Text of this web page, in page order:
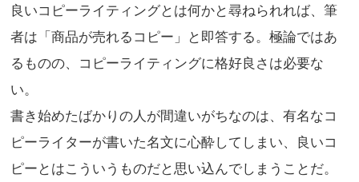
良いコピーライティングとは何かと尋ねられれば、筆
者は「商品が売れるコピー」と即答する。極論ではあ
るものの、コピーライティングに格好良さは必要な
い。
書き始めたばかりの人が間違いがちなのは、有名なコ
ピーライターが書いた名文に心酔してしまい、良いコ
ピーとはこういうものだと思い込んでしまうことだ。